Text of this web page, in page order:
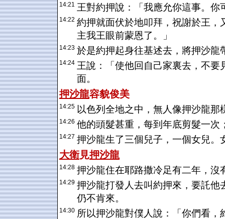
14:21 王對約押說：「我應允你這事。
14:22 約押就面伏於地叩拜，祝謝於王
主我王眼前蒙恩了。」
14:23 於是約押起身往基述去，將押沙龍
14:24 王說：「使他回自己家裏去，不
面。
押沙龍容貌俊美
14:25 以色列全地之中，無人像押沙龍
14:26 他的頭髮甚重，每到年底剪髮一
14:27 押沙龍生了三個兒子，一個女兒
大衛見押沙龍
14:28 押沙龍住在耶路撒冷足有二年，沒
14:29 押沙龍打發人去叫約押來，要託
仍不肯來。
14:30 所以押沙龍對僕人說：「你們看